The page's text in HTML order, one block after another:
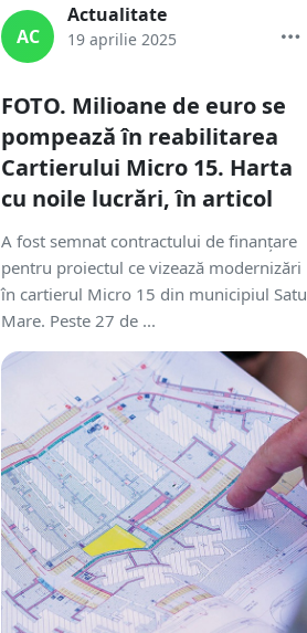
AC
Actualitate
19 aprilie 2025
FOTO. Milioane de euro se
pompează în reabilitarea
Cartierului Micro 15. Harta
cu noile lucrări, în articol
A fost semnat contractului de finanțare
pentru proiectul ce vizează modernizări
în cartierul Micro 15 din municipiul Satu
Mare. Peste 27 de ...